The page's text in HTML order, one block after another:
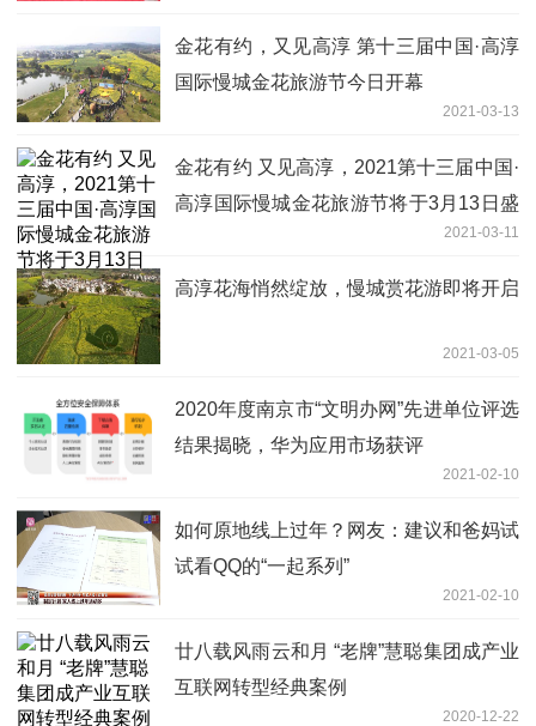
金花有约，又见高淳 第十三届中国·高淳
国际慢城金花旅游节今日开幕
2021-03-13
金花有约 又见高淳，2021第十三届中国·
高淳国际慢城金花旅游节将于3月13日盛
2021-03-11
高淳花海悄然绽放，慢城赏花游即将开启
2021-03-05
2020年度南京市“文明办网”先进单位评选
结果揭晓，华为应用市场获评
2021-02-10
如何原地线上过年？网友：建议和爸妈试
试看QQ的“一起系列”
2021-02-10
廿八载风雨云和月 “老牌”慧聪集团成产业
互联网转型经典案例
2020-12-22